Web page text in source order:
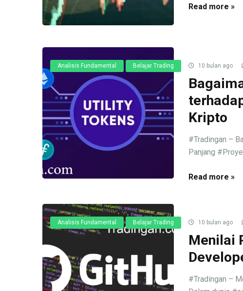
Read more »
Analisis Fundamental Belajar Trading 10 bulan ago
Kripto
#Tradingan –
Panjang
Read more »
Analisis Fundamental Belajar Trading 10 bulan ago
Menilai
#Tradingan –